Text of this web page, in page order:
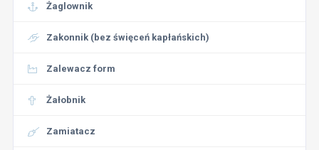
Żaglownik
Zakonnik (bez święceń kapłańskich)
Zalewacz form
Żałobnik
Zamiatacz